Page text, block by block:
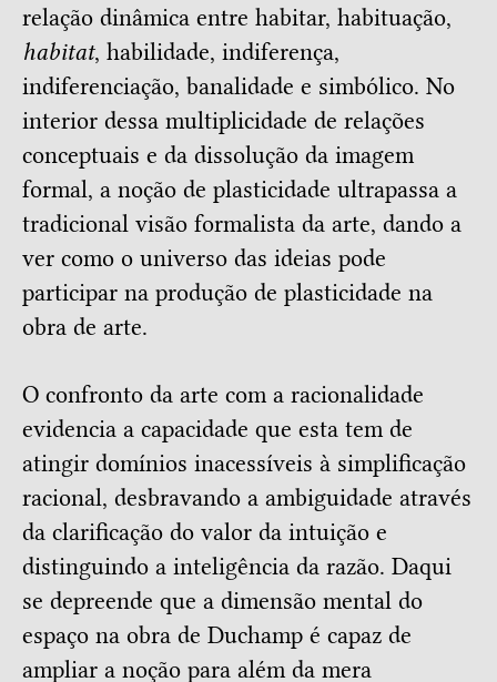
relação dinâmica entre habitar, habituação,
habitat, habilidade, indiferença,
indiferenciação, banalidade e simbólico. No
interior dessa multiplicidade de relações
conceptuais e da dissolução da imagem
formal, a noção de plasticidade ultrapassa a
tradicional visão formalista da arte, dando a
ver como o universo das ideias pode
participar na produção de plasticidade na
obra de arte.
O confronto da arte com a racionalidade
evidencia a capacidade que esta tem de
atingir domínios inacessíveis à simplificação
racional, desbravando a ambiguidade através
da clarificação do valor da intuição e
distinguindo a inteligência da razão. Daqui
se depreende que a dimensão mental do
espaço na obra de Duchamp é capaz de
ampliar a noção para além da mera